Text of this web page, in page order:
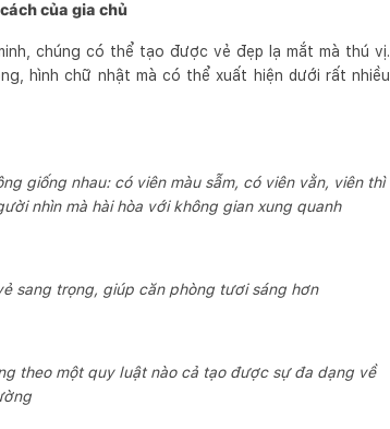
của gia chủ
chúng có thể tạo được vẻ đẹp lạ mắt mà thú vị.
hình chữ nhật mà có thể xuất hiện dưới rất nhiều
giống nhau: có viên màu sẫm, có viên vằn, viên thì
nhìn mà hài hòa với không gian xung quanh
sang trọng, giúp căn phòng tươi sáng hơn
theo một quy luật nào cả tạo được sự đa dạng về